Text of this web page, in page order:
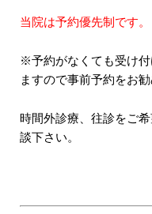
当院は予約優先制です。
※予約がなくても受け
ますので事前予約をお勧
時間外診療、往診をご
談下さい。